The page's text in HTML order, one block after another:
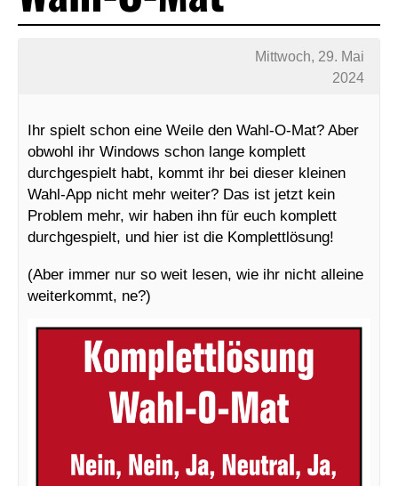
Mittwoch, 29. Mai
2024
Ihr spielt schon eine Weile den Wahl-O-Mat? Aber
obwohl ihr Windows schon lange komplett
durchgespielt habt, kommt ihr bei dieser kleinen
Wahl-App nicht mehr weiter? Das ist jetzt kein
Problem mehr, wir haben ihn für euch komplett
durchgespielt, und hier ist die Komplettlösung!
(Aber immer nur so weit lesen, wie ihr nicht alleine
weiterkommt, ne?)